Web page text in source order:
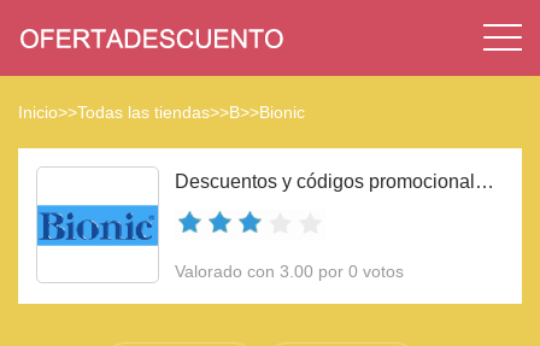
Inicio>>Todas las tiendas>>B>>Bionic
Descuentos y códigos promocionales Bionic 2023
Valorado con 3.00 por 0 votos